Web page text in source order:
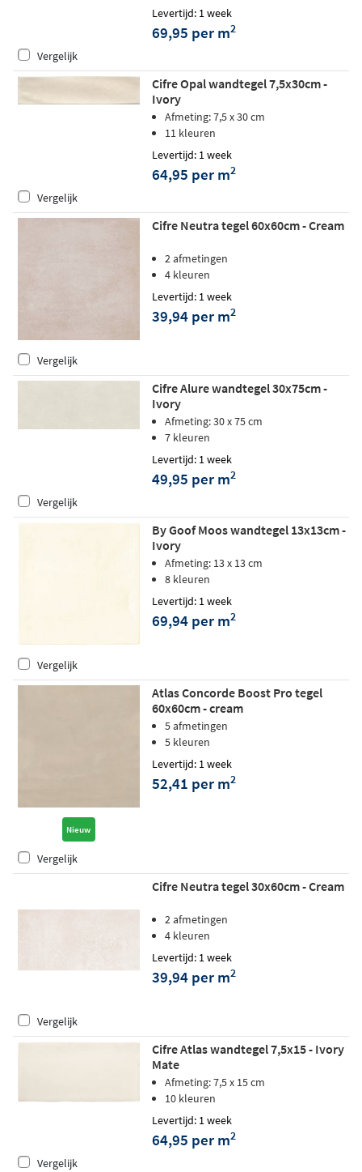
Levertijd: 1 week
69,95 per m2
Vergelijk
Cifre Opal wandtegel 7,5x30cm -
Ivory
Afmeting: 7,5 x 30 cm
11 kleuren
Levertijd: 1 week
64,95 per m2
Vergelijk
Cifre Neutra tegel 60x60cm - Cream
2 afmetingen
4 kleuren
Levertijd: 1 week
39,94 per m2
Vergelijk
Cifre Alure wandtegel 30x75cm -
Ivory
Afmeting: 30 x 75 cm
7 kleuren
Levertijd: 1 week
49,95 per m2
Vergelijk
By Goof Moos wandtegel 13x13cm -
Ivory
Afmeting: 13 x 13 cm
8 kleuren
Levertijd: 1 week
69,94 per m2
Vergelijk
Nieuw
Atlas Concorde Boost Pro tegel
60x60cm - cream
5 afmetingen
5 kleuren
Levertijd: 1 week
52,41 per m2
Vergelijk
Cifre Neutra tegel 30x60cm - Cream
2 afmetingen
4 kleuren
Levertijd: 1 week
39,94 per m2
Vergelijk
Cifre Atlas wandtegel 7,5x15 - Ivory
Mate
Afmeting: 7,5 x 15 cm
10 kleuren
Levertijd: 1 week
64,95 per m2
Vergelijk